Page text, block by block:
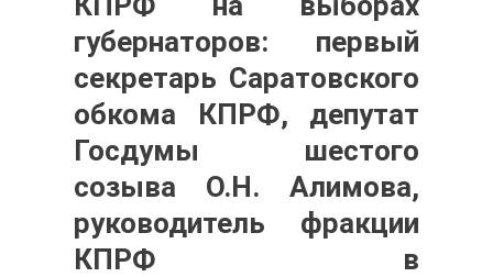
губернаторов: первый
секретарь Саратовского
обкома КПРФ, депутат
Госдумы шестого
созыва О.Н. Алимова,
руководитель фракции
КПРФ в